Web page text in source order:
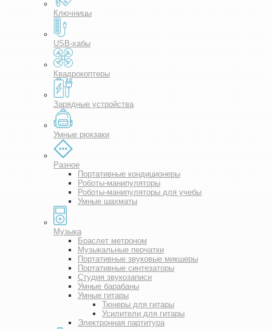
Ключницы
USB-хабы
Квадрокоптеры
Зарядные устройства
Умные рюкзаки
Разное
Портативные кондиционеры
Роботы-манипуляторы
Роботы-манипуляторы для учебы
Умные шахматы
Музыка
Браслет метроном
Музыкальные перчатки
Портативные звуковые микшеры
Портативные синтезаторы
Студия звукозаписи
Умные барабаны
Умные гитары
Тюнеры для гитары
Усилители для гитары
Электронная партитура